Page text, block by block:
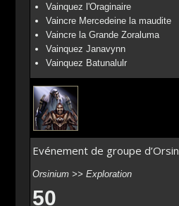
Vainquez l'Oraginaire
Vaincre Mercedeine la maudite
Vaincre la Grande Zoraluma
Vainquez Janavynn
Vainquez Batunalulr
Evénement de groupe
Orsinium >> Exploration
50